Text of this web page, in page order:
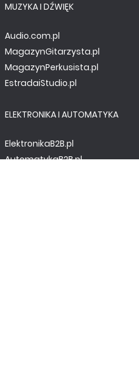
MUZYKA I DŹWIĘK
Audio.com.pl
MagazynGitarzysta.pl
MagazynPerkusista.pl
EstradaiStudio.pl
ELEKTRONIKA I AUTOMATYKA
ElektronikaB2B.pl
AutomatykaB2B.pl